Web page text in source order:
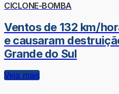
CICLONE-BOMBA
Ventos de 132 km/
e causaram
Grande do Sul
Veja mais